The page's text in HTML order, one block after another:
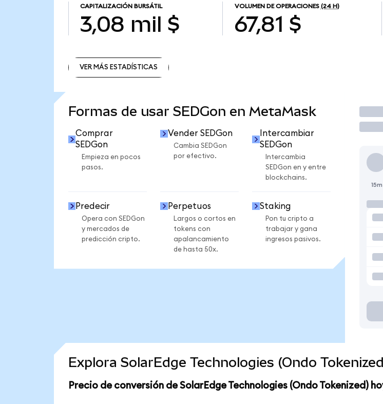
CAPITALIZACIÓN BURSÁTIL
3,08 mil $
VOLUMEN DE OPERACIONES (24 H)
67,81 $
VER MÁS ESTADÍSTICAS
Formas de usar SEDGon en MetaMask
Comprar
SEDGon
Empieza en pocos
pasos.
Vender SEDGon
Cambia SEDGon
por efectivo.
Intercambiar
SEDGon
Intercambia
SEDGon en y entre
blockchains.
Predecir
Opera con SEDGon
y mercados de
predicción cripto.
Perpetuos
Largos o cortos en
tokens con
apalancamiento
de hasta 50x.
Staking
Pon tu cripto a
trabajar y gana
ingresos pasivos.
15m
Explora SolarEdge Technologies (Ondo
Precio de conversión de SolarEdge Technologies (Ondo Tokenized)